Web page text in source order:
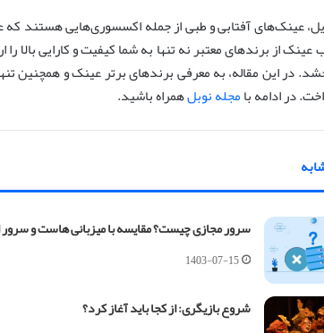
عینک‌های آفتابی و طبی از جمله اکسسوری‌هایی هستند که
عینک از برندهای معتبر نه تنها به شما کیفیت و کارایی بالا
در این مقاله، به معرفی برندهای برتر عینک و همچنین
در ادامه بامجله نوبلهمراه باشید.
سرور مجازی چیست؟ مقایسه با میزبانی هاست و
1403-07-15
شروع بازیگری: از کجا باید آغاز کرد؟